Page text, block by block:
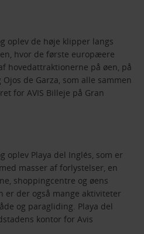
oplev de høje klipper langs
hvor de første europæere
hovedattraktionerne på øen, på
de Garza, som alle sammen
for AVIS Billeje på Gran
oplev Playa del Inglés, som er
masser af forlystelser, en
shoppingcentre og øens
er der også mange aktiviteter
og paragliding. Playa del
kontor for Avis